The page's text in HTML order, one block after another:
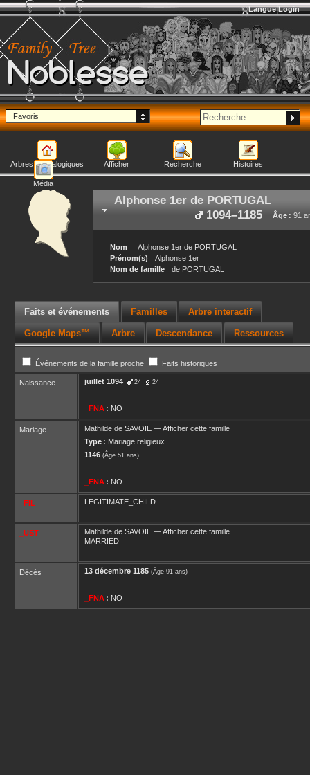
Noblesse
Langue Login
Favoris
Arbres généalogiques Afficher Recherche Histoires
Média
Alphonse 1er de PORTUGAL
Âge : 91
1094–1185
Nom Alphonse 1er de PORTUGAL
Prénom(s)
Alphonse 1er
Nom de famille
de PORTUGAL
Faits et événements Familles Arbre interactif
Google Maps™ Arbre Descendance Ressources
Événements de la famille proche Faits historiques
Naissance juillet 1094 24 24
_FNA : NO
Mariage Mathilde de SAVOIE —Afficher cette famille
Type : Mariage religieux
1146 (Âge 51 ans)
_FNA : NO
_FIL LEGITIMATE_CHILD
_UST Mathilde de SAVOIE —Afficher cette famille
MARRIED
Décès 13 décembre 1185 (Âge 91 ans)
_FNA : NO